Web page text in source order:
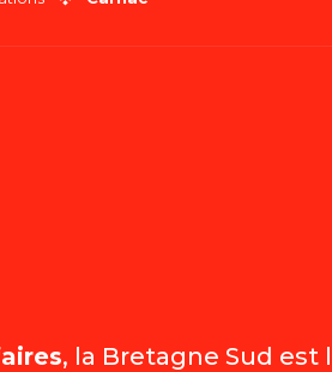
, la Bretagne Sud est